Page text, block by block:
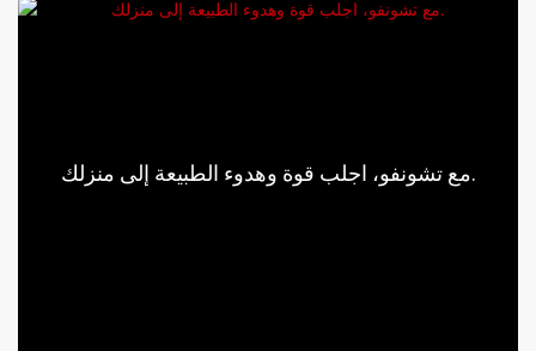
مع تشونفو، اجلب قوة وهدوء الطبيعة إلى منزلك.